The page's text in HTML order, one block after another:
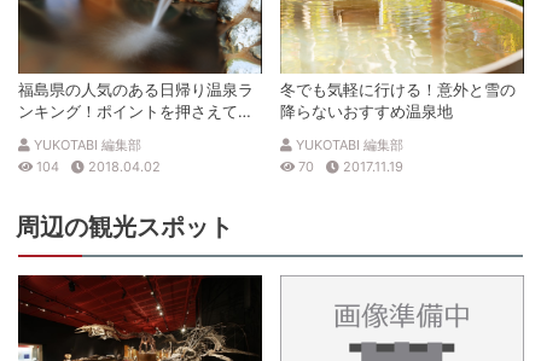
福島県の人気のある日帰り温泉ラ
ンキング！ポイントを押さえて魅
力を紹介！
YUKOTABI 編集部
104
2018.04.02
冬でも気軽に行ける！意外と雪の
降らないおすすめ温泉地
YUKOTABI 編集部
70
2017.11.19
周辺の観光スポット